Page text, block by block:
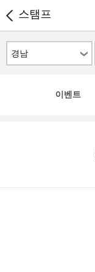
스탬프
경남
이벤트